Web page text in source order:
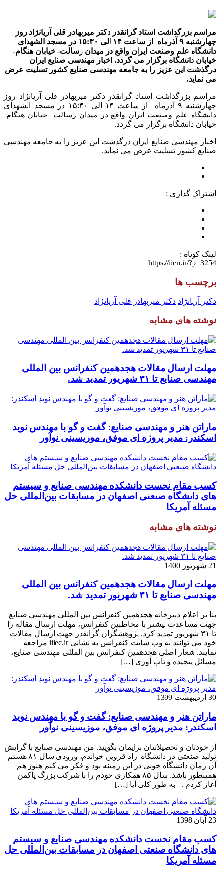
مراسم بزرگداشت استاد گرانقدر دکتر میربهادر قلی آریانژاد روز
چهارشنبه ۹ آذرماه از ساعت ۱۴ الی ۱۵:۳۰ در مسجد الشهدای
دانشگاه علم وصنعت ایران واقع در میدان رسالت- خیابان هنگام-
خیابان دانشگاه برگزار می گردد. اخبار مهندسی صنایع ایران
درگذشت این عزیز را به جامعه مهندسی صنایع کشور تسلیت عرض
می نماید.
مراسم بزرگداشت استاد گرانقدر دکتر میربهادر قلی آریانژاد روز
چهارشنبه ۹ آذرماه از ساعت ۱۴ الی ۱۵:۳۰ در مسجد الشهدای
دانشگاه علم وصنعت ایران واقع در میدان رسالت- خیابان هنگام-
خیابان دانشگاه برگزار می گردد.
اخبار مهندسی صنایع ایران درگذشت این عزیز را به جامعه مهندسی
صنایع کشور تسلیت عرض می نماید.
اشتراک گذاری :
لینک کوتاه :
https://iien.ir/?p=3254
برچسب ها
دکتر آریانژاد دکتر میربهادر قلی آریانژاد
نوشته های مشابه
مهلت ارسال مقالات هجدهمین کنفرانس بین المللی
مهندسی صنایع تا ۳۱ شهریور تمدید شد.
ماراتن هنر و مهندسی صنایع: گفت و گو با مهندس نوید
اسکندر: مدیر پروژه ای موفق، موزیسینی نوآور
کسب مقام نخست دانشکده مهندسی صنایع و سیستم
های دانشگاه صنعتی اصفهان در مسابقات بین‌المللی حل
مسئله آمریکا
نوشته های مشابه
21 شهریور 1400
مهلت ارسال مقالات هجدهمین کنفرانس بین المللی
مهندسی صنایع تا ۳۱ شهریور تمدید شد.
بنا بر اعلام دبیرخانه هجدهمین کنفرانس بین المللی مهندسی صنایع
جهت مساعدت بیشتر با مخاطبین کنفرانس، مهلت ارسال مقاله را
تا ۳۱ شهریور تمدید کرد. پژوهشگران گرانقدر جهت ارسال مقالات
خود می توانند به وب سایت کنفرانس به نشانی iiiec.ir مراجعه
نمایند. شعار اصلی هجدهمین کنفرانس بین المللی مهندسی صنایع،
مسائل پیچیده و تاب آوری […]
30 اردیبهشت 1399
ماراتن هنر و مهندسی صنایع: گفت و گو با مهندس نوید
اسکندر: مدیر پروژه ای موفق، موزیسینی نوآور
از خودتان و تحصیلاتتان برایمان بگویید. من مهندسی صنایع با گرایش
تولید صنعتی در دانشگاه آزاد قزوین خواندم، ورودی سال ۸۱ هستم
آن زمان دانشگاه خوبی در این زمینه بود و فکر می کنم هنوز هم
همینطور باشد. سال ۸۵ همکاری خودم را با شرکت بزرگ پاکمن
آغاز کردم . به طور کلی آیا […]
23 آبان 1398
کسب مقام نخست دانشکده مهندسی صنایع و سیستم
های دانشگاه صنعتی اصفهان در مسابقات بین‌المللی حل
مسئله آمریکا